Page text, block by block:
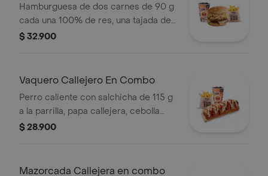
Hamburguesa de dos carnes de 90 g
cada una 100% de res, una tajada de
queso tipo mozzarella, papas
papas Corral medianas + bebida PET
$ 32.900
Vaquero Callejero En Combo
Perro caliente con salchicha de 115 g
a la parrilla, papa callejera, cebolla
picada, salsa blanca, salsa de tomate
PET
$ 28.900
Mazorcada Callejera en combo